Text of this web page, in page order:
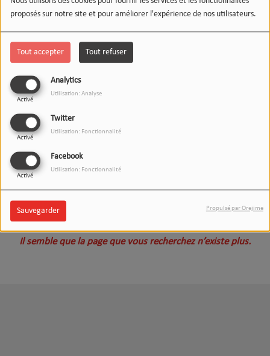
proposés sur notre site et pour améliorer l'expérience de nos utilisateurs.
Tout accepter Tout refuser
Analytics
Activé
Utilisation: Analyse
Twitter
Activé
Utilisation: Fonctionnalité
Facebook
Activé
Utilisation: Fonctionnalité
Sauvegarder Propulsé par Orejime
404
Oups, vous avez rencontré
Il semble que la page que vous recherchez n’existe plus.